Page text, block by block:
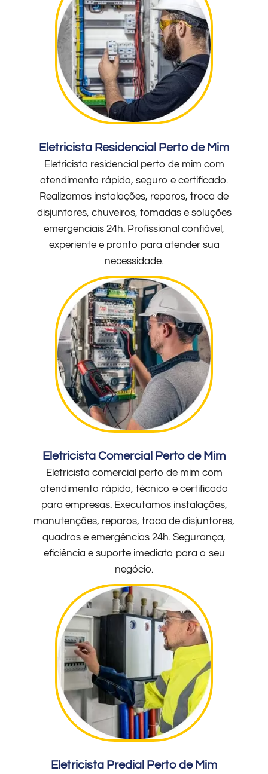
Eletricista Residencial Perto de Mim
Eletricista residencial perto de mim com
atendimento rápido, seguro e certificado.
Realizamos instalações, reparos, troca de
disjuntores, chuveiros, tomadas e soluções
emergenciais 24h. Profissional confiável,
experiente e pronto para atender sua
necessidade.
Eletricista Comercial Perto de Mim
Eletricista comercial perto de mim com
atendimento rápido, técnico e certificado
para empresas. Executamos instalações,
manutenções, reparos, troca de disjuntores,
quadros e emergências 24h. Segurança,
eficiência e suporte imediato para o seu
negócio.
Eletricista Predial Perto de Mim